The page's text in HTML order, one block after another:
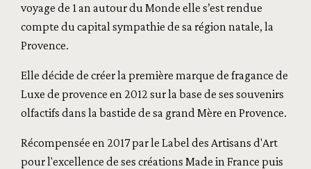
voyage de 1 an autour du Monde elle s’est rendue
compte du capital sympathie de sa région natale, la
Provence.
Elle décide de créer la première marque de fragance de
Luxe de provence en 2012 sur la base de ses souvenirs
olfactifs dans la bastide de sa grand Mère en Provence.
Récompensée en 2017 par le Label des Artisans d'Art
pour l'excellence de ses créations Made in France puis